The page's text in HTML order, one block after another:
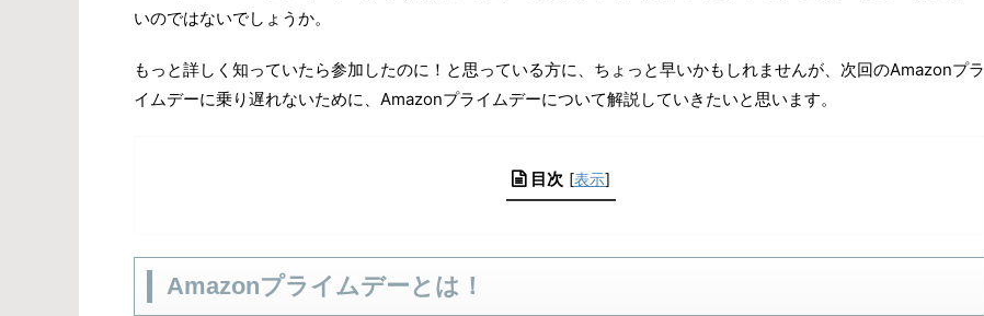
いのではないでしょうか。
もっと詳しく知っていたら参加したのに！と思っている方に、ちょっと早いかもしれませんが、次回のAmazonプラ
イムデーに乗り遅れないために、Amazonプライムデーについて解説していきたいと思います。
目次 [表示]
Amazonプライムデーとは！